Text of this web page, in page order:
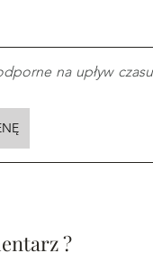
na upływ
?